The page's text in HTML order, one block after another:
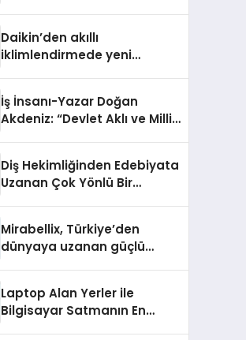
Daikin’den akıllı
iklimlendirmede yeni
İş İnsanı-Yazar Doğan
Akdeniz: “Devlet Aklı ve Milli
Diş Hekimliğinden Edebiyata
Uzanan Çok Yönlü Bir
Mirabellix, Türkiye’den
dünyaya uzanan güçlü
Laptop Alan Yerler ile
Bilgisayar Satmanın En